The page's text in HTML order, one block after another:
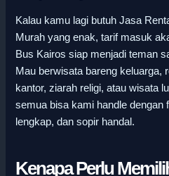
Kalau kamu lagi butuh Jasa
Murah yang enak, tarif masuk
Bus Kairos siap menjadi teman
Mau berwisata bareng keluarga,
kantor, ziarah religi, atau wisata
semua bisa kami handle dengan
lengkap, dan sopir handal.
Kenapa Perlu